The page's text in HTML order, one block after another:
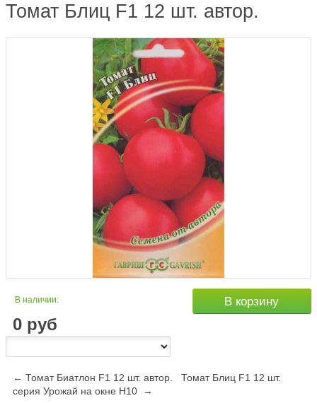
Томат Блиц F1 12 шт. автор.
В наличии:
0 руб
В корзину
← Томат Биатлон F1 12 шт. автор.
Томат Блиц F1 12 шт.
серия Урожай на окне Н10 →